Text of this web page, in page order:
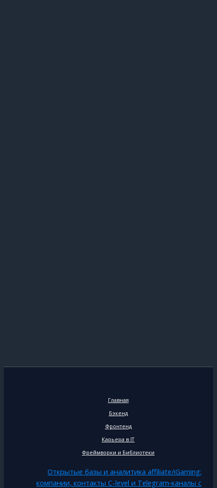
Главная
Бэкенд
Фронтенд
Карьера в IT
Фреймворки и Библиотеки
Открытые базы и аналитика affiliate/iGaming:
компании, контакты C-level и Telegram‑каналы с